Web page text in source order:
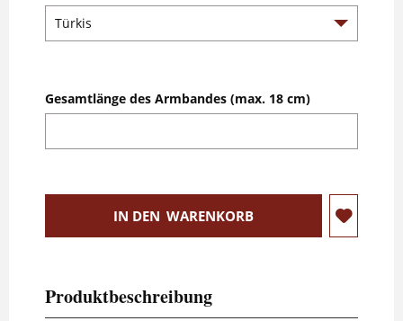
Gesamtlänge des Armbandes (max. 18 cm)
IN DEN WARENKORB
Produktbeschreibung